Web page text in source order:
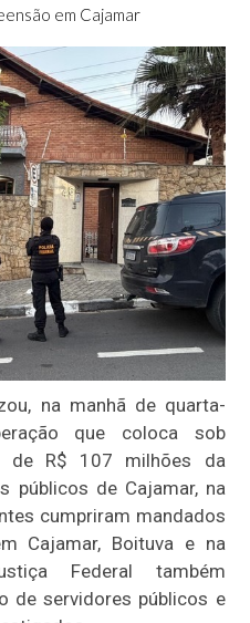
em Cajamar
na manhã de quarta-
que coloca sob
de R$ 107 milhões da
públicos de Cajamar, na
cumpriram mandados
Cajamar, Boituva e na
Federal também
de servidores públicos e